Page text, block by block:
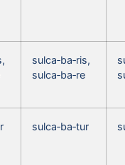
sulca‑ba‑ris,
sulca‑ba‑re
sulca‑ba‑tur